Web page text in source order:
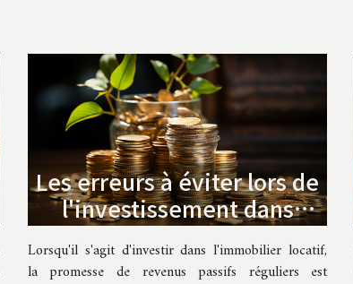
Les erreurs à éviter lors de
l'investissement dans
l'immobilier locatif pour
maximiser vos revenus
Lorsqu'il s'agit d'investir dans l'immobilier locatif,
la promesse de revenus passifs réguliers est